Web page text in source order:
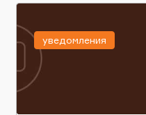
уведомления